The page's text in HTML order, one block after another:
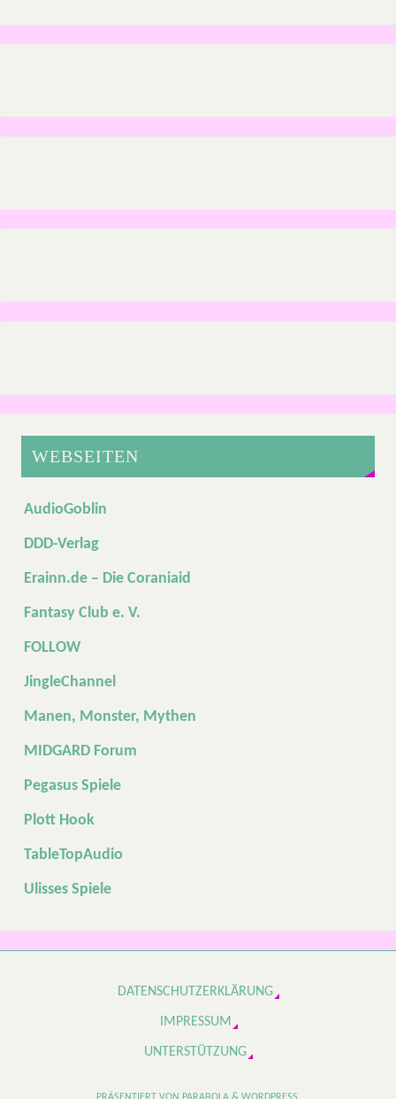
WEBSEITEN
AudioGoblin
DDD-Verlag
Erainn.de – Die Coraniaid
Fantasy Club e. V.
FOLLOW
JingleChannel
Manen, Monster, Mythen
MIDGARD Forum
Pegasus Spiele
Plott Hook
TableTopAudio
Ulisses Spiele
DATENSCHUTZERKLÄRUNG
IMPRESSUM
UNTERSTÜTZUNG
PRÄSENTIERT VON PARABOLA& WORDPRESS.